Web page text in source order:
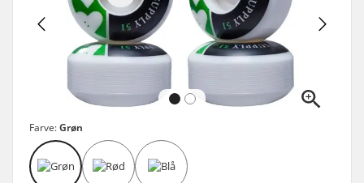
Farve:Grøn